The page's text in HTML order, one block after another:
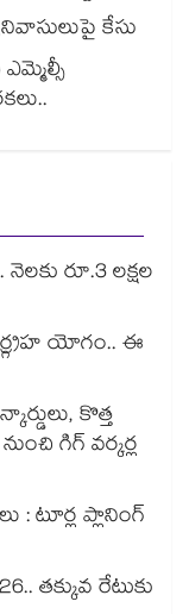
కేసు
నెలకు రూ.3 లక్షల
యోగం.. ఈ
కొత్త
గిగ్ వర్కర్ల
: టూర్ల ప్లానింగ్
తక్కువ రేటుకు